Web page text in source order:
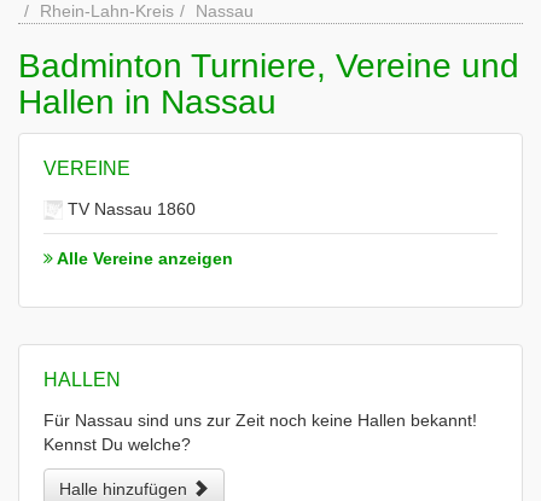
Rhein-Lahn-Kreis
Nassau
Badminton Turniere, Vereine und
Hallen in Nassau
VEREINE
TV Nassau 1860
Alle Vereine anzeigen
HALLEN
Für Nassau sind uns zur Zeit noch keine Hallen bekannt!
Kennst Du welche?
Halle hinzufügen